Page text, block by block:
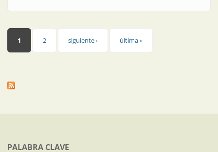
Páginas
1 2 siguiente › última »
PALABRA CLAVE